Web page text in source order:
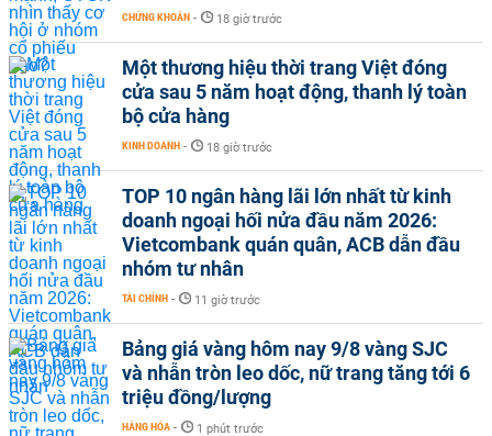
CHỨNG KHOÁN - 18 giờ trước
Một thương hiệu thời trang Việt đóng
cửa sau 5 năm hoạt động, thanh lý toàn
bộ cửa hàng
KINH DOANH - 18 giờ trước
TOP 10 ngân hàng lãi lớn nhất từ kinh
doanh ngoại hối nửa đầu năm 2026:
Vietcombank quán quân, ACB dẫn đầu
nhóm tư nhân
TÀI CHÍNH - 11 giờ trước
Bảng giá vàng hôm nay 9/8 vàng SJC
và nhẫn tròn leo dốc, nữ trang tăng tới 6
triệu đồng/lượng
HÀNG HÓA - 1 phút trước